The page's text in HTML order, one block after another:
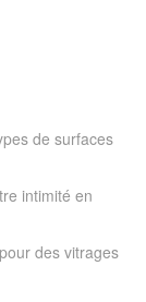
de surfaces
intimité en
des vitrages